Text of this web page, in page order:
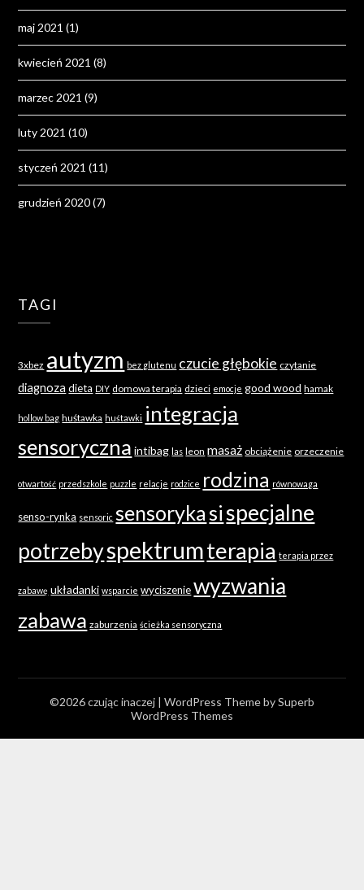
maj 2021 (1)
kwiecień 2021 (8)
marzec 2021 (9)
luty 2021 (10)
styczeń 2021 (11)
grudzień 2020(7)
TAGI
3xbez autyzm bez glutenu czucie głębokie czytanie
diagnoza dieta DIY domowa terapia dzieci emocje good wood hamak
hollow bag huśtawka huśtawki integracja
sensoryczna intibag las leon masaż obciążenie orzeczenie
otwartość przedszkole puzzle relacje rodzice rodzina równowaga
senso-rynka sensoric sensoryka sispecjalne
potrzebyspektrumterapia terapia przez
zabawę układanki wsparcie wyciszenie wyzwania
zabawa zaburzenia ścieżka sensoryczna
©2026 czując inaczej | WordPress Theme bySuperb
WordPress Themes